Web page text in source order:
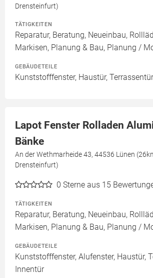
Drensteinfurt)
TÄTIGKEITEN
Reparatur, Beratung, Neueinbau,
Markisen, Planung & Bau, Planung /
GEBÄUDETEILE
Kunststofffenster, Haustür, Terrassentür
Lapot Fenster Rolladen
Bänke
An der Wethmarheide 43, 44536 Lünen
Drensteinfurt)
0 Sterne aus 15
TÄTIGKEITEN
Reparatur, Beratung, Neueinbau,
Markisen, Planung & Bau, Planung /
GEBÄUDETEILE
Kunststofffenster, Alufenster, Haustür,
Innentür